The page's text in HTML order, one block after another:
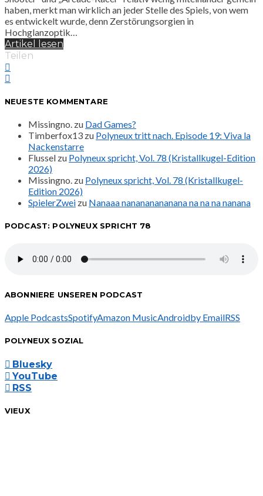
haben, merkt man wirklich an jeder Stelle des Spiels, von wem
es entwickelt wurde, denn Zerstörungsorgien in
Hochglanzoptik…
Artikel lesen
Teilen
NEUESTE KOMMENTARE
Missingno. zu Dad Games?
Timberfox13 zu Polyneux tritt nach. Episode 19: Viva la
Nackenstarre
Flussel zu Polyneux spricht, Vol. 78 (Kristallkugel-Edition
2026)
Missingno. zu Polyneux spricht, Vol. 78 (Kristallkugel-
Edition 2026)
SpielerZwei zu Nanaaa nanananananana na na na nanana
PODCAST: POLYNEUX SPRICHT 78
ABONNIERE UNSEREN PODCAST
Apple PodcastsSpotifyAmazon MusicAndroidby EmailRSS
POLYNEUX SOZIAL
Bluesky
YouTube
RSS
VIEUX